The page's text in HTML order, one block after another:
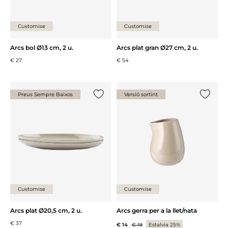
Customise
Arcs bol Ø13 cm, 2 u.
€ 27
Customise
Arcs plat gran Ø27 cm, 2 u.
€ 54
Preus Sempre Baixos
Customise
Arcs plat Ø20,5 cm, 2 u.
€ 37
Versió sortint
Customise
Arcs gerra per a la llet/nata
€ 14 € 19 Estalvia 25%